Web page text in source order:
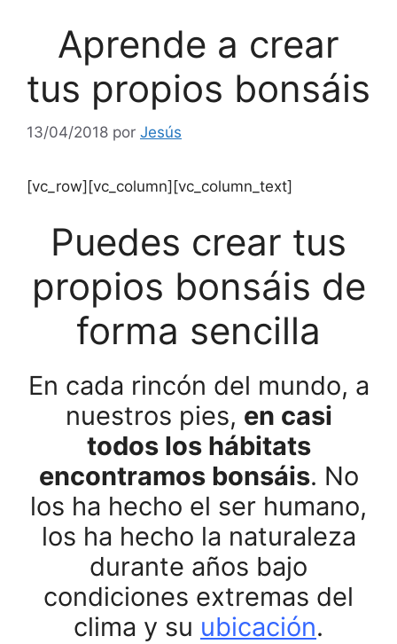
Aprende a crear
tus propios bonsáis
13/04/2018 por Jesús
[vc_row][vc_column][vc_column_text]
Puedes crear tus
propios bonsáis de
forma sencilla
En cada rincón del mundo, a
nuestros pies, en casi
todos los hábitats
encontramos bonsáis. No
los ha hecho el ser humano,
los ha hecho la naturaleza
durante años bajo
condiciones extremas del
clima y su ubicación.